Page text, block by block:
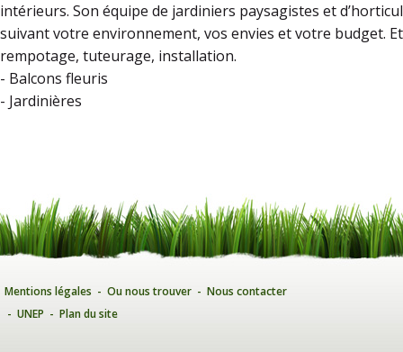
intérieurs. Son équipe de jardiniers paysagistes et
suivant votre environnement, vos envies et votre budget.
rempotage, tuteurage, installation.
- Balcons fleuris
- Jardinières
Mentions légales - Ou nous trouver - Nous contacter
- UNEP - Plan du site